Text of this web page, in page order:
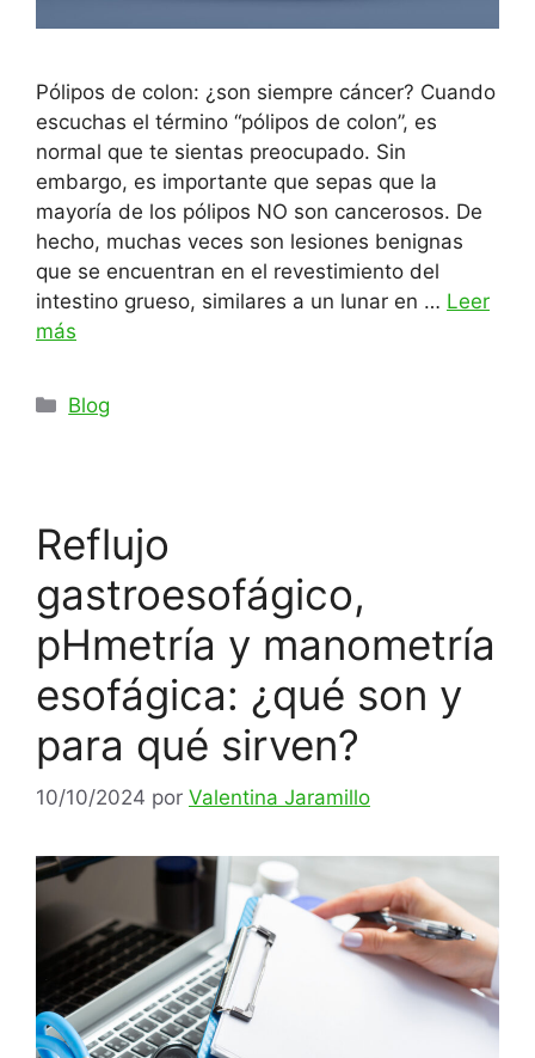
Pólipos de colon: ¿son siempre cáncer? Cuando
escuchas el término “pólipos de colon”, es
normal que te sientas preocupado. Sin
embargo, es importante que sepas que la
mayoría de los pólipos NO son cancerosos. De
hecho, muchas veces son lesiones benignas
que se encuentran en el revestimiento del
intestino grueso, similares a un lunar en … Leer
más
Categorías
Blog
Reflujo
gastroesofágico,
pHmetría y manometría
esofágica: ¿qué son y
para qué sirven?
10/10/2024 por Valentina Jaramillo